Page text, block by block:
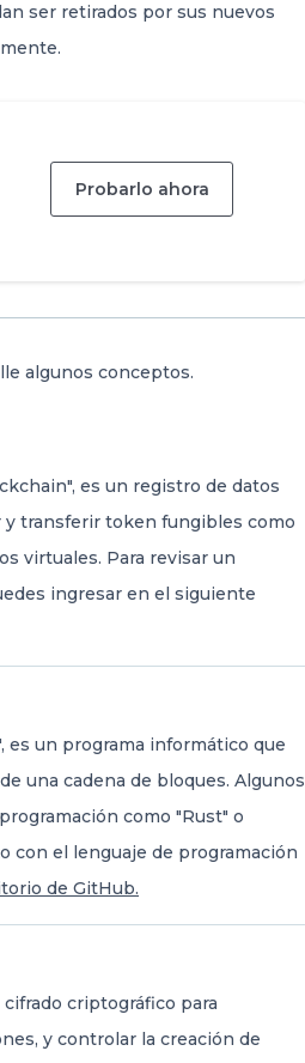
ser retirados por sus nuevos
Probarlo ahora
algunos conceptos.
es un registro de datos
y transferir token fungibles como
virtuales. Para revisar un
ingresar en el siguiente
es un programa informático que
una cadena de bloques. Algunos
como "Rust" o
con el lenguaje de programación
de GitHub.
criptográfico para
y controlar la creación de